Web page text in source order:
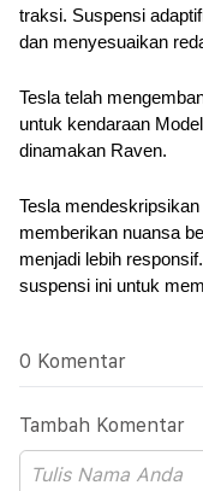
traksi. Suspensi
dan menyesuaikan
Tesla telah
untuk kendaraan
dinamakan Raven.
Tesla
memberikan nuansa
menjadi lebih
suspensi ini untuk
0 Komentar
Tambah Komentar